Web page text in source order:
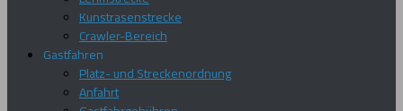
Kunstrasenstrecke
Crawler-Bereich
Gastfahren
Platz- und Streckenordnung
Anfahrt